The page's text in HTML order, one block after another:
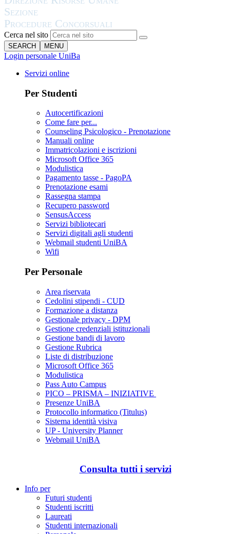
Cerca nel sito
SEARCH MENU
Login personale UniBa
Servizi online
Per Studenti
Autocertificazioni
Come fare per...
Counseling Psicologico - Prenotazione
Manuali online
Immatricolazioni e iscrizioni
Microsoft Office 365
Modulistica
Pagamento tasse - PagoPA
Prenotazione esami
Rassegna stampa
Recupero password
SensusAccess
Servizi bibliotecari
Servizi digitali agli studenti
Webmail studenti UniBA
Wifi
Per Personale
Area riservata
Cedolini stipendi - CUD
Formazione a distanza
Gestionale privacy - DPM
Gestione credenziali istituzionali
Gestione bandi di lavoro
Gestione Rubrica
Liste di distribuzione
Microsoft Office 365
Modulistica
Pass Auto Campus
PICO – PRISMA – INIZIATIVE
Presenze UniBA
Protocollo informatico (Titulus)
Sistema identità visiva
UP - University Planner
Webmail UniBA
Consulta tutti i servizi
Info per
Futuri studenti
Studenti iscritti
Laureati
Studenti internazionali